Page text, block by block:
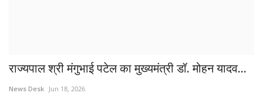
राज्यपाल श्री मंगुभाई पटेल का मुख्यमंत्री डॉ. मोहन यादव...
News Desk Jun 18, 2026